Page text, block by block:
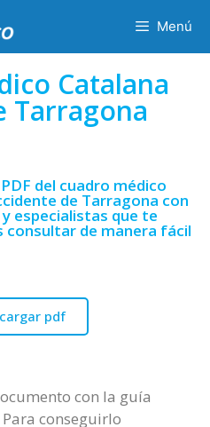
Menú
Catalana
Tarragona
del cuadro médico
de Tarragona con
especialistas que te
consultar de manera fácil
pdf
con la guía
conseguirlo